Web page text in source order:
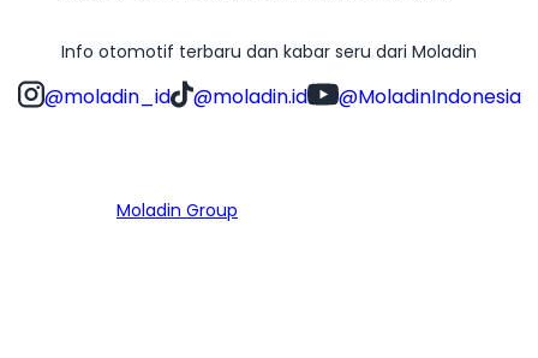
Info otomotif terbaru dan kabar seru dari Moladin
@moladin_id @moladin.id @MoladinIndonesia
Moladin Group